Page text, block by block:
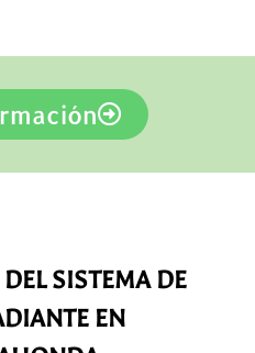
SISTEMA DE
EN